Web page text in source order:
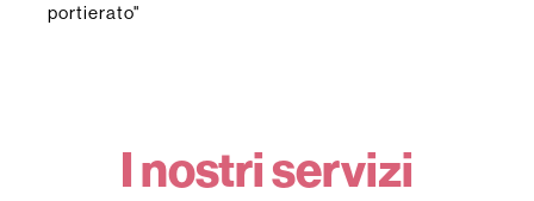
portierato"
I nostri servizi